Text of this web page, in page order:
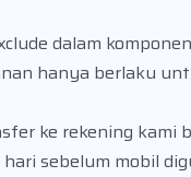
dalam
hanya berlaku
ke rekening
sebelum mobil